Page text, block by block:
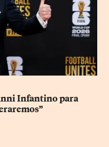
Infantino para